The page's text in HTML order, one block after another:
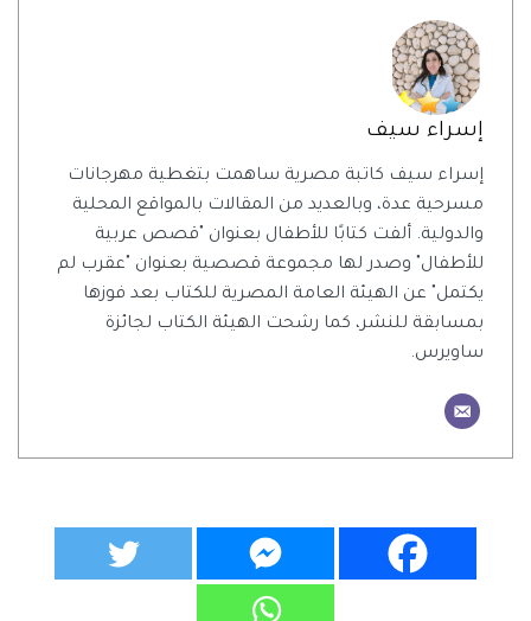
إسراء سيف
إسراء سيف كاتبة مصرية ساهمت بتغطية مهرجانات
مسرحية عدة، وبالعديد من المقالات بالمواقع المحلية
والدولية. ألفت كتابًا للأطفال بعنوان "قصص عربية
للأطفال" وصدر لها مجموعة قصصية بعنوان "عقرب لم
يكتمل" عن الهيئة العامة المصرية للكتاب بعد فوزها
بمسابقة للنشر، كما رشحت الهيئة الكتاب لجائزة
ساويرس.